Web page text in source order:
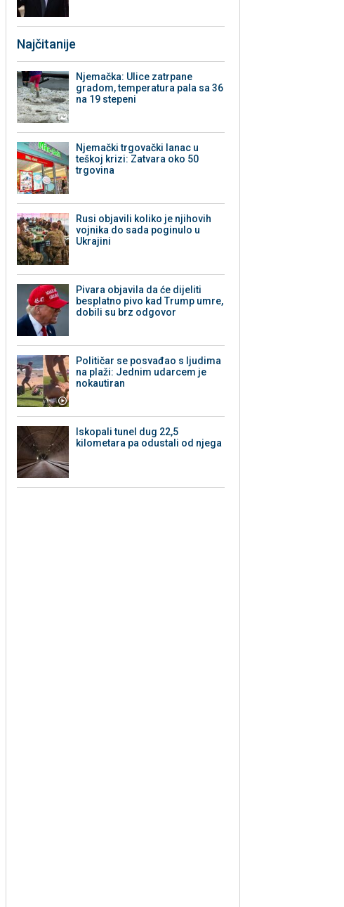
Najčitanije
Njemačka: Ulice zatrpane
gradom, temperatura pala sa 36
na 19 stepeni
Njemački trgovački lanac u
teškoj krizi: Zatvara oko 50
trgovina
Rusi objavili koliko je njihovih
vojnika do sada poginulo u
Ukrajini
Pivara objavila da će dijeliti
besplatno pivo kad Trump umre,
dobili su brz odgovor
Političar se posvađao s ljudima
na plaži: Jednim udarcem je
nokautiran
Iskopali tunel dug 22,5
kilometara pa odustali od njega